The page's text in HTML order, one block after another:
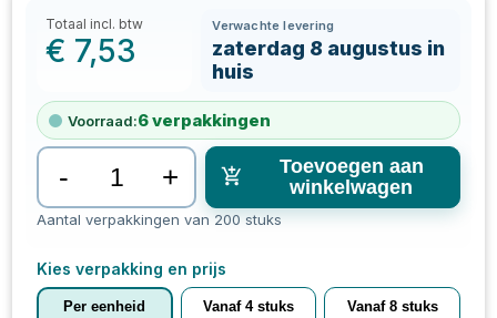
Totaal incl. btw
€ 7,53
Verwachte levering
zaterdag 8 augustus in
huis
Voorraad:6verpakkingen
- +
Toevoegen aan
winkelwagen
Aantal verpakkingen van 200 stuks
Kies verpakking en prijs
Per eenheid Vanaf 4stuks Vanaf 8stuks